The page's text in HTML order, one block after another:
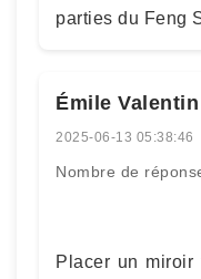
parties du Feng
Émile Valentin
2025-06-13 05:38:46
Nombre de
Placer un miroir